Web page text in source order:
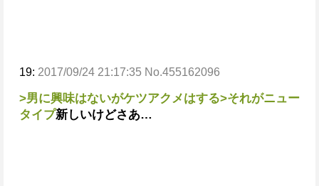
19: 2017/09/24 21:17:35 No.455162096
>男に興味はないがケツアクメはする>それがニュー
タイプ新しいけどさあ…